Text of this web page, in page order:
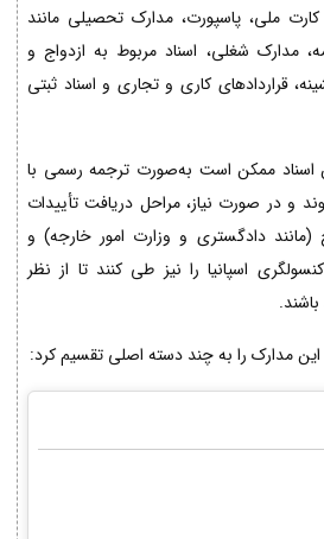
کارت ملی، پاسپورت، مدارک تحصیلی مانند
مدارک شغلی، اسناد مربوط به ازدواج و
قراردادهای کاری و تجاری و اسناد ثبتی
اسناد ممکن است به‌صورت ترجمه رسمی با
و در صورت نیاز، مراحل دریافت تأییدات
دادگستری و وزارت امور خارجه) و
اسپانیا را نیز طی کنند تا از نظر
مدارک را به چند دسته اصلی تقسیم کرد: